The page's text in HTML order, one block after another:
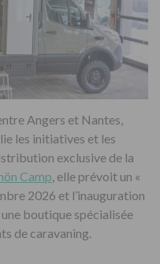
Angers et Nantes,
les initiatives et les
exclusive de la
Camp, elle prévoit un «
2026 et l’inauguration
boutique spécialisée
de caravaning.